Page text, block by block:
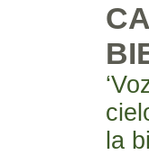
la